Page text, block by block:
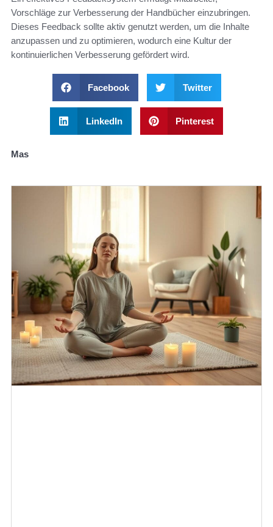
Vorschläge zur Verbesserung der Handbücher einzubringen.
Dieses Feedback sollte aktiv genutzt werden, um die Inhalte
anzupassen und zu optimieren, wodurch eine Kultur der
kontinuierlichen Verbesserung gefördert wird.
Facebook Twitter
LinkedIn Pinterest
Mas